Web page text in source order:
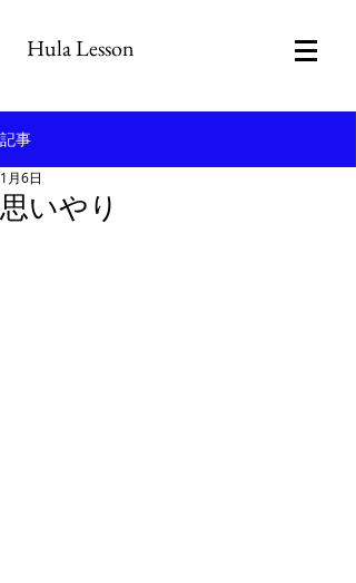
Hula Lesson
記事
思いやり
1月6日